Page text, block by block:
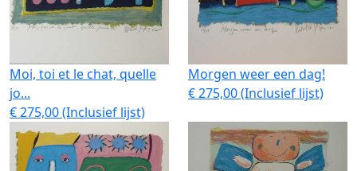
Moi, toi et le chat, quelle
jo...
€ 275,00 (Inclusief lijst)
Morgen weer een dag!
€ 275,00 (Inclusief lijst)